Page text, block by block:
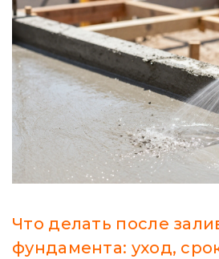
Что делать после
фундамента: уход,